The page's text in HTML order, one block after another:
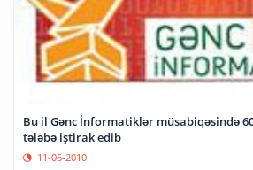
Bu il Gənc İnformatiklər müsabiqəsində
tələbə iştirak edib
11-06-2010